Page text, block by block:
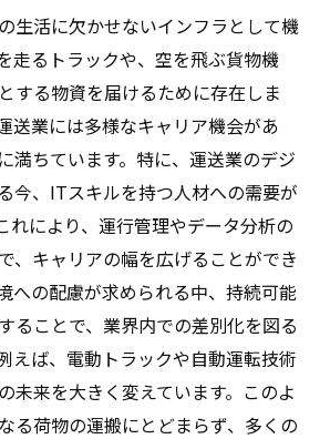
生活に欠かせないインフラとして機
走るトラックや、空を飛ぶ貨物機
する物資を届けるために存在しま
送業には多様なキャリア機会があ
満ちています。特に、運送業のデジ
今、ITスキルを持つ人材への需要が
れにより、運行管理やデータ分析の
、キャリアの幅を広げることができ
への配慮が求められる中、持続可能
ることで、業界内での差別化を図る
えば、電動トラックや自動運転技術
未来を大きく変えています。このよ
る荷物の運搬にとどまらず、多くの